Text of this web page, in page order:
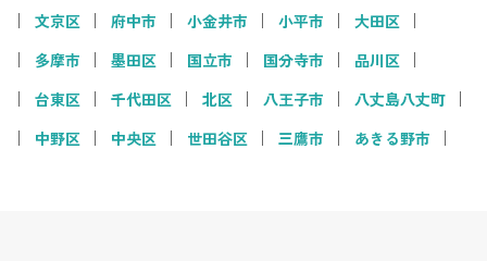
文京区
府中市 小金井市 小平市
大田区
多摩市
墨田区 国立市 国分寺市
品川区
台東区
千代田区 北区 八王子市
八丈島八丈町
中野区
中央区 世田谷区 三鷹市 あきる野市